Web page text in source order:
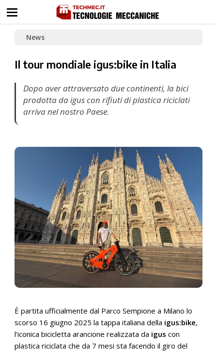
News
Il tour mondiale igus:bike in Italia
Dopo aver attraversato due continenti, la bici
prodotta da igus con rifiuti di plastica riciclati
arriva nel nostro Paese.
È partita ufficialmente dal Parco Sempione a Milano lo
scorso 16 giugno 2025 la tappa italiana della igus:bike,
l’iconica bicicletta arancione realizzata da igus con
plastica riciclata che da 7 mesi sta facendo il giro del